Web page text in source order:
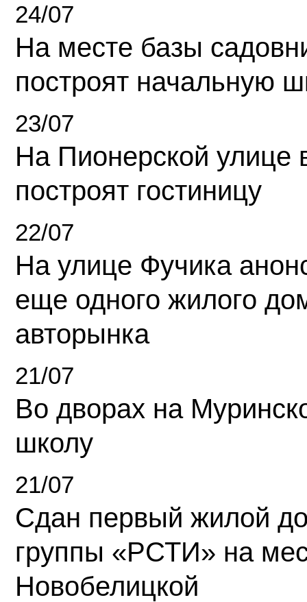
24/07
На месте базы
построят начальную
23/07
На Пионерской улице
построят гостиницу
22/07
На улице Фучика
еще одного жилого
авторынка
21/07
Во дворах на
школу
21/07
Сдан первый жилой
группы «РСТИ» на
Новобелицкой